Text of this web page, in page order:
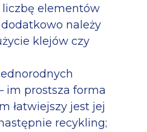
elementów
należy
klejów czy
im prostsza forma
łatwiejszy jest jej
recykling;